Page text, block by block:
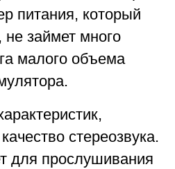
питания, который
не займет много
малого объема
стереозвука.
для прослушивания